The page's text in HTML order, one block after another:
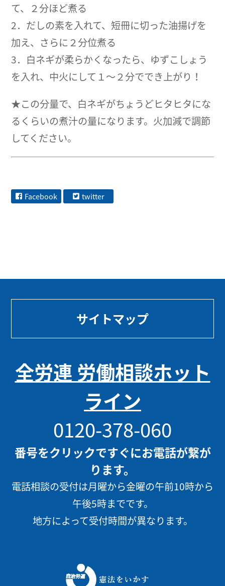
て、２分ほど煮る
2．だしの素を入れて、短冊に切った油揚げを
加え、さらに２分位煮る
3．白ネギが柔らかくなったら、ゆずこしょう
を入れ、中火にして１〜２分ででき上がり！
★この分量で、白ネギがちょうどヒタヒタにな
るくらいの煮汁の量になります。火加減で調節
してください。
Facebook twitter
サイトマップ
全労連 労働相談ホット
ライン
0120-378-060
番号をクリックですぐにお電話が繋が
ります。
電話相談の受付は月曜から金曜の午前10時から
午後5時までです。
地方によって受付時間が異なります。